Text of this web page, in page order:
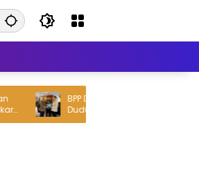
BPP DOB Luwu Raya Kantongi
Dudung, Pembentukan Provinsi
Masuk Rekomendasi Pemerintah